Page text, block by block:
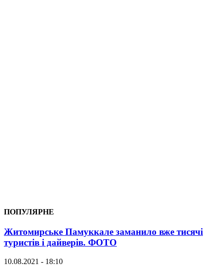
ПОПУЛЯРНЕ
Житомирське Памуккале заманило вже тисячі
туристів і дайверів. ФОТО
10.08.2021 - 18:10